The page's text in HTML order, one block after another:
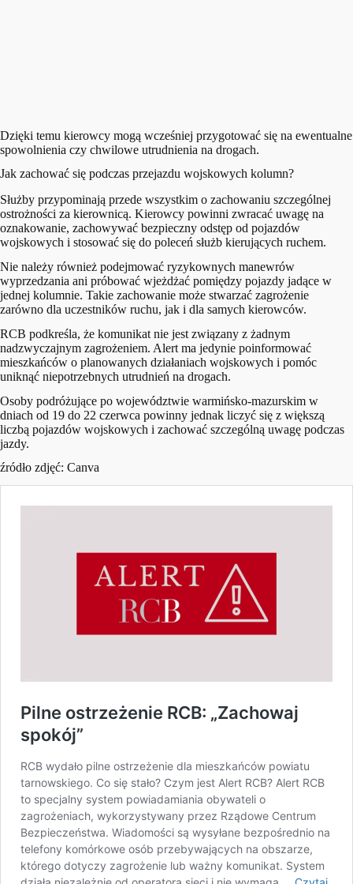
Dzięki temu kierowcy mogą wcześniej przygotować się na ewentualne
spowolnienia czy chwilowe utrudnienia na drogach.
Jak zachować się podczas przejazdu wojskowych kolumn?
Służby przypominają przede wszystkim o zachowaniu szczególnej
ostrożności za kierownicą. Kierowcy powinni zwracać uwagę na
oznakowanie, zachowywać bezpieczny odstęp od pojazdów
wojskowych i stosować się do poleceń służb kierujących ruchem.
Nie należy również podejmować ryzykownych manewrów
wyprzedzania ani próbować wjeżdżać pomiędzy pojazdy jadące w
jednej kolumnie. Takie zachowanie może stwarzać zagrożenie
zarówno dla uczestników ruchu, jak i dla samych kierowców.
RCB podkreśla, że komunikat nie jest związany z żadnym
nadzwyczajnym zagrożeniem. Alert ma jedynie poinformować
mieszkańców o planowanych działaniach wojskowych i pomóc
uniknąć niepotrzebnych utrudnień na drogach.
Osoby podróżujące po województwie warmińsko-mazurskim w
dniach od 19 do 22 czerwca powinny jednak liczyć się z większą
liczbą pojazdów wojskowych i zachować szczególną uwagę podczas
jazdy.
źródło zdjęć: Canva